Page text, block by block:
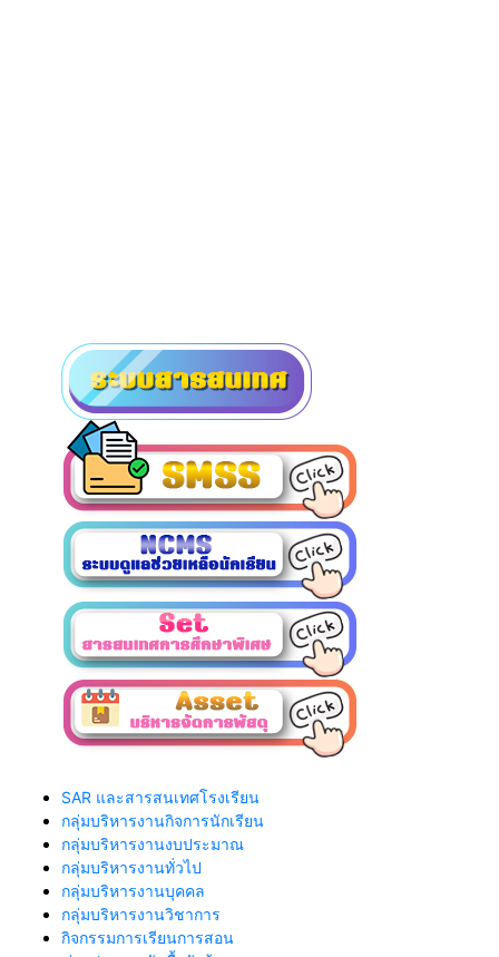
SAR และสารสนเทศโรงเรียน
กลุ่มบริหารงานกิจการนักเรียน
กลุ่มบริหารงานงบประมาณ
กลุ่มบริหารงานทั่วไป
กลุ่มบริหารงานบุคคล
กลุ่มบริหารงานวิชาการ
กิจกรรมการเรียนการสอน